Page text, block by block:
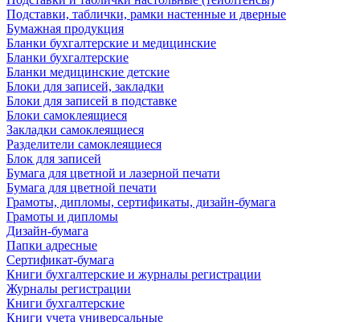
Подставки, таблички, рамки настенные и дверные
Бумажная продукция
Бланки бухгалтерские и медицинские
Бланки бухгалтерские
Бланки медицинские детские
Блоки для записей, закладки
Блоки для записей в подставке
Блоки самоклеящиеся
Закладки самоклеящиеся
Разделители самоклеящиеся
Блок для записей
Бумага для цветной и лазерной печати
Бумага для цветной печати
Грамоты, дипломы, сертификаты, дизайн-бумага
Грамоты и дипломы
Дизайн-бумага
Папки адресные
Сертификат-бумага
Книги бухгалтерские и журналы регистрации
Журналы регистрации
Книги бухгалтерские
Книги учета универсальные